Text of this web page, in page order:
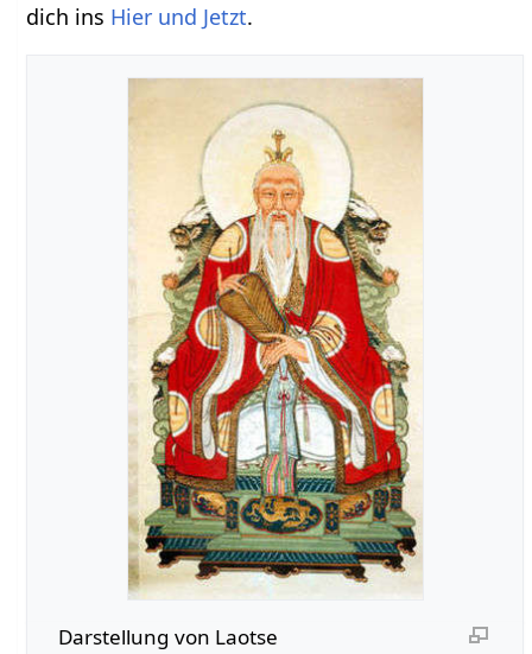
dich ins Hier und Jetzt.
Darstellung von Laotse